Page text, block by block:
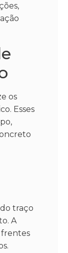
os
Esses
traço
A